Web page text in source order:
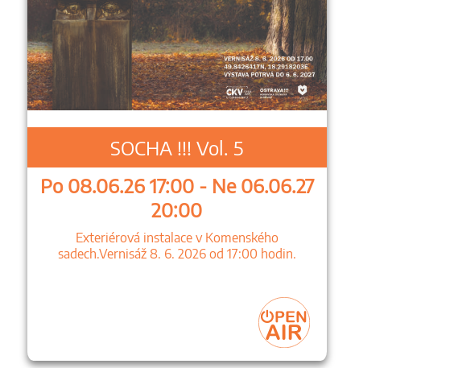
SOCHA !!! Vol. 5
Po 08.06.26 17:00 - Ne 06.06.27
20:00
Exteriérová instalace v Komenského
sadech.Vernisáž 8. 6. 2026 od 17:00 hodin.